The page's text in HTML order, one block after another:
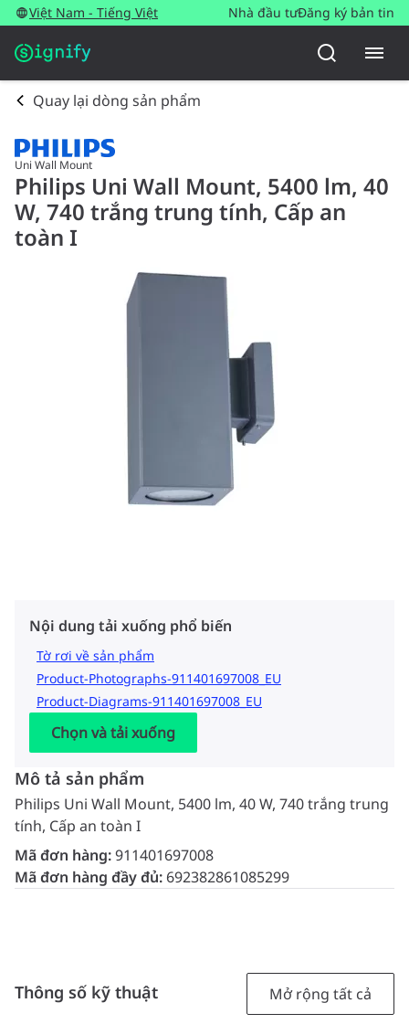
Việt Nam - Tiếng Việt Nhà đầu tưĐăng ký bản tin
Quay lại dòng sản phẩm
Uni Wall Mount
Philips Uni Wall Mount, 5400 lm, 40
W, 740 trắng trung tính, Cấp an
toàn I
Nội dung tải xuống phổ biến
Tờ rơi về sản phẩm
Product-Photographs-911401697008_EU
Product-Diagrams-911401697008_EU
Chọn và tải xuống
Mô tả sản phẩm
Philips Uni Wall Mount, 5400 lm, 40 W, 740 trắng trung
tính, Cấp an toàn I
Mã đơn hàng:911401697008
Mã đơn hàng đầy đủ: 692382861085299
Thông số kỹ thuật Mở rộng tất cả